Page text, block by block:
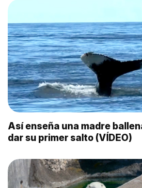
Así enseña una madre
dar su primer salto (VÍDEO)